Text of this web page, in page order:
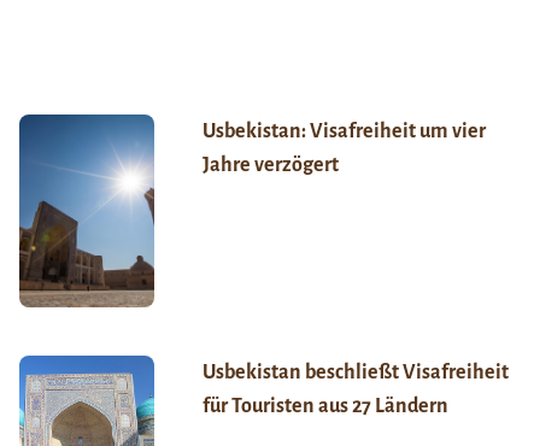
Usbekistan: Visafreiheit um vier
Jahre verzögert
Usbekistan beschließt Visafreiheit
für Touristen aus 27 Ländern